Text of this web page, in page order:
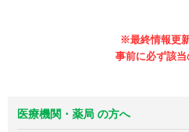
医療機関・薬局 の方へ